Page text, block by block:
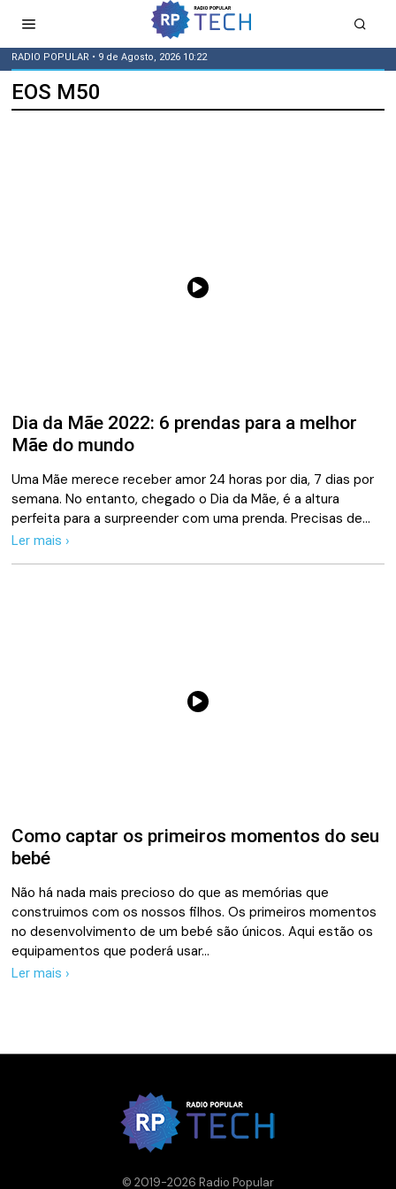
RADIO POPULAR • 9 de Agosto, 2026 10:22
EOS M50
Dia da Mãe 2022: 6 prendas para a melhor
Mãe do mundo
Uma Mãe merece receber amor 24 horas por dia, 7 dias por
semana. No entanto, chegado o Dia da Mãe, é a altura
perfeita para a surpreender com uma prenda. Precisas de…
Ler mais ›
Como captar os primeiros momentos do seu
bebé
Não há nada mais precioso do que as memórias que
construimos com os nossos filhos. Os primeiros momentos
no desenvolvimento de um bebé são únicos. Aqui estão os
equipamentos que poderá usar…
Ler mais ›
© 2019-2026 Radio Popular